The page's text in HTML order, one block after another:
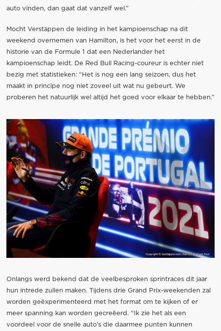
auto vinden, dan gaat dat vanzelf wel.”
Mocht Verstappen de leiding in het kampioenschap na dit
weekend overnemen van Hamilton, is het voor het eerst in de
historie van de Formule 1 dat een Nederlander het
kampioenschap leidt. De Red Bull Racing-coureur is echter niet
bezig met statistieken: “Het is nog een lang seizoen, dus het
maakt in principe nog niet zoveel uit wat nu gebeurt. We
proberen het natuurlijk wel altijd het goed voor elkaar te hebben.”
Onlangs werd bekend dat de veelbesproken sprintraces dit jaar
hun intrede zullen maken. Tijdens drie Grand Prix-weekenden zal
worden geëxperimenteerd met het format om te kijken of er
meer spanning kan worden gecreëerd. “Ik zie het als een
voordeel voor de snelle auto’s die daarmee punten kunnen